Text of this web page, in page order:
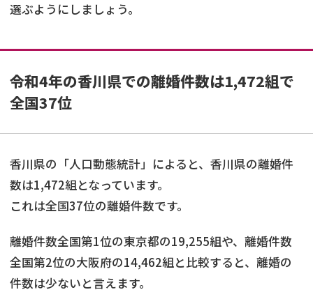
選ぶようにしましょう。
令和4年の香川県での離婚件数は1,472組で
全国37位
香川県の「人口動態統計」によると、香川県の離婚件
数は1,472組となっています。
これは全国37位の離婚件数です。
離婚件数全国第1位の東京都の19,255組や、離婚件数
全国第2位の大阪府の14,462組と比較すると、離婚の
件数は少ないと言えます。